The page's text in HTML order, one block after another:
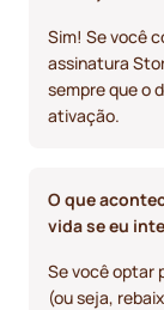
Sim! Se você
assinatura
sempre que o
ativação.
O que
vida se eu
Se você optar
(ou seja,